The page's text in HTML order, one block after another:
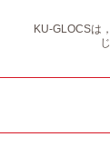
KU-GLOCSは